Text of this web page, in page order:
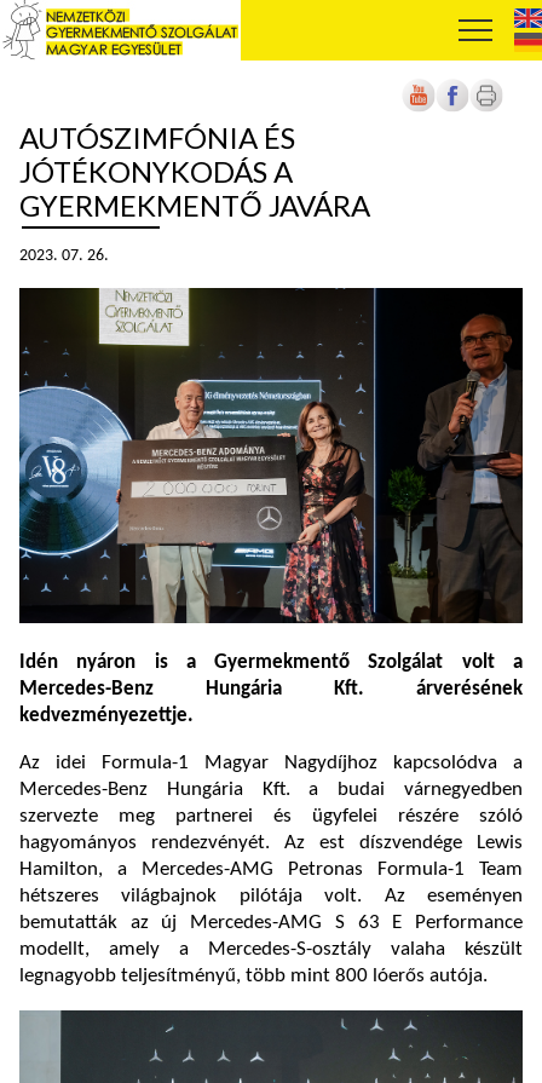
AUTÓSZIMFÓNIA ÉS
JÓTÉKONYKODÁS A
GYERMEKMENTŐ JAVÁRA
2023. 07. 26.
Idén nyáron is a Gyermekmentő Szolgálat volt a
Mercedes-Benz Hungária Kft. árverésének
kedvezményezettje.
Az idei Formula-1 Magyar Nagydíjhoz kapcsolódva a
Mercedes-Benz Hungária Kft. a budai várnegyedben
szervezte meg partnerei és ügyfelei részére szóló
hagyományos rendezvényét. Az est díszvendége Lewis
Hamilton, a Mercedes-AMG Petronas Formula-1 Team
hétszeres világbajnok pilótája volt. Az eseményen
bemutatták az új Mercedes-AMG S 63 E Performance
modellt, amely a Mercedes-S-osztály valaha készült
legnagyobb teljesítményű, több mint 800 lóerős autója.